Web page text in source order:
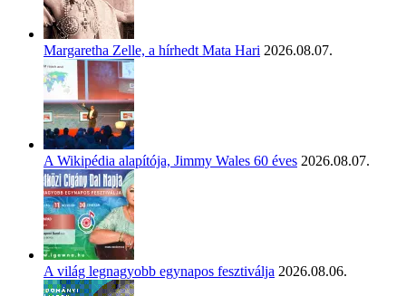
Margaretha Zelle, a hírhedt Mata Hari 2026.08.07.
A Wikipédia alapítója, Jimmy Wales 60 éves 2026.08.07.
A világ legnagyobb egynapos fesztiválja 2026.08.06.